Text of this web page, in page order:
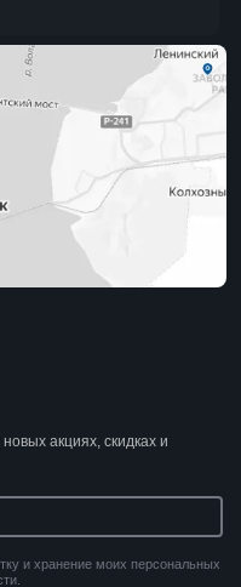
акциях, скидках и
и хранение моих персональных